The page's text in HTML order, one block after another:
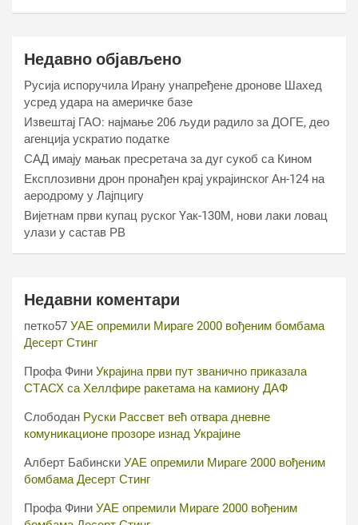
Недавно објављено
Русија испоручила Ирану унапређене дронове Шахед
усред удара на америчке базе
Извештај ГАО: најмање 206 људи радило за ДОГЕ, део
агенција ускратио податке
САД имају мањак пресретача за дуг сукоб са Кином
Експлозивни дрон пронађен крај украјинског Ан-124 на
аеродрому у Лајпцигу
Вијетнам први купац руског Yак-130М, нови лаки ловац
улази у састав РВ
Недавни коментари
петко57 УАЕ опремили Мираге 2000 вођеним бомбама
Десерт Стинг
Профа Фини Украјина први пут званично приказала
СТАСХ са Хеллфире ракетама на камиону ДАФ
Слободан Руски Рассвет већ отвара дневне
комуникационе прозоре изнад Украјине
Алберт Бабински УАЕ опремили Мираге 2000 вођеним
бомбама Десерт Стинг
Профа Фини УАЕ опремили Мираге 2000 вођеним